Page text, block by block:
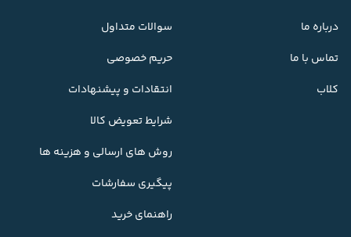
درباره ما
تماس با ما
کلاب
سوالات متداول
حریم خصوصی
انتقادات و پیشنهادات
شرایط تعویض کالا
روش های ارسالی و هزینه ها
پیگیری سفارشات
راهنمای خرید